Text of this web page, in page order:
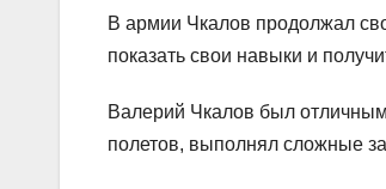
В армии Чкалов продолжал
показать свои навыки и
Валерий Чкалов был
полетов, выполнял сложные